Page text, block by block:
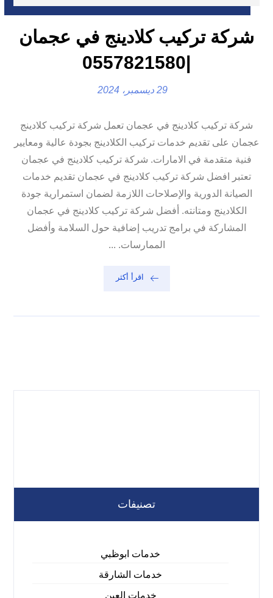
شركة تركيب كلادينج في عجمان
|0557821580
29 ديسمبر، 2024
شركة تركيب كلادينج في عجمان تعمل شركة تركيب كلادينج
عجمان على تقديم خدمات تركيب الكلادينج بجودة عالية ومعايير
فنية متقدمة في الامارات. شركة تركيب كلادينج في عجمان
تعتبر افضل شركة تركيب كلادينج في عجمان تقديم خدمات
الصيانة الدورية والإصلاحات اللازمة لضمان استمرارية جودة
الكلادينج ومتانته. أفضل شركة تركيب كلادينج في عجمان
المشاركة في برامج تدريب إضافية حول السلامة وأفضل
الممارسات. ...
اقرأ أكثر
تصنيفات
خدمات ابوظبي
خدمات الشارقة
خدمات العين